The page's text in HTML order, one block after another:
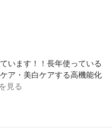
います！！長年使っている
ア・美白ケアする高機能化
見る